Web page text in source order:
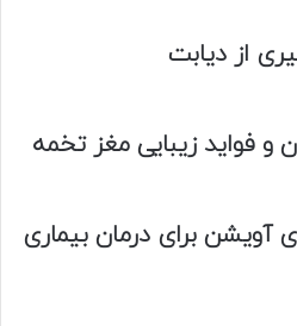
از دیابت
و فواید زیبایی مغز تخمه
آویشن برای درمان بیماری